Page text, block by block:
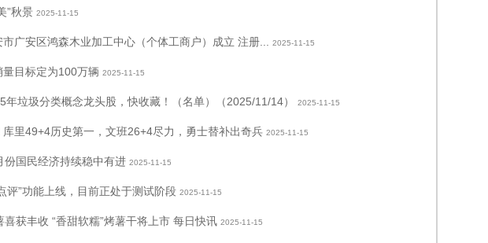
”秋景 2025-11-15
广安区鸿森木业加工中心（个体工商户）成立 注册... 2025-11-15
目标定为100万辆 2025-11-15
年垃圾分类概念龙头股，快收藏！（名单）（2025/11/14） 2025-11-15
库里49+4历史第一，文班26+4尽力，勇士替补出奇兵 2025-11-15
份国民经济持续稳中有进 2025-11-15
评”功能上线，目前正处于测试阶段 2025-11-15
获丰收 “香甜软糯”烤薯干将上市 每日快讯 2025-11-15